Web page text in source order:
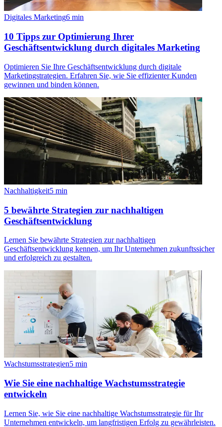
Digitales Marketing6 min
10 Tipps zur Optimierung Ihrer
Geschäftsentwicklung durch digitales Marketing
Optimieren Sie Ihre Geschäftsentwicklung durch digitale
Marketingstrategien. Erfahren Sie, wie Sie effizienter Kunden
gewinnen und binden können.
Nachhaltigkeit5 min
5 bewährte Strategien zur nachhaltigen
Geschäftsentwicklung
Lernen Sie bewährte Strategien zur nachhaltigen
Geschäftsentwicklung kennen, um Ihr Unternehmen zukunftssicher
und erfolgreich zu gestalten.
Wachstumsstrategien5 min
Wie Sie eine nachhaltige Wachstumsstrategie
entwickeln
Lernen Sie, wie Sie eine nachhaltige Wachstumsstrategie für Ihr
Unternehmen entwickeln, um langfristigen Erfolg zu gewährleisten.